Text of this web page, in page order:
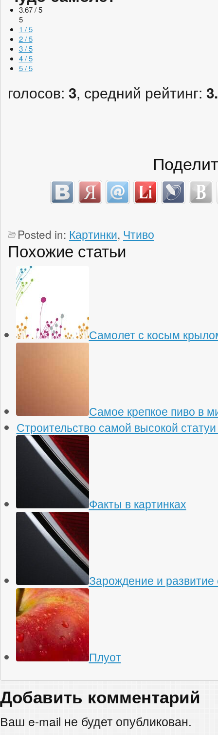
3.67 / 5
5
1 / 5
2 / 5
3 / 5
4 / 5
5 / 5
голосов: 3, средний рейтинг:
Posted in: Картинки, Чтиво
Похожие статьи
Самолет с косым
Самое крепкое пиво в
Строительство самой высокой
Факты в картинках
Зарождение и
Плуот
Добавить комментарий
Ваш e-mail не будет опубликован.